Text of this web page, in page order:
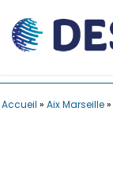
Accueil » Aix Marseille»